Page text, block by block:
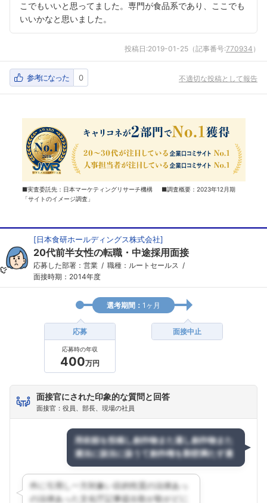
こでもいいと思ってました。専門が食品系であり、ここでも
いいかなと思いました。
投稿日:2019-01-25 （記事番号:770934 ）
参考になった 0 不適切な投稿として報告
■実査委託先：日本マーケティングリサーチ機構 ■調査概要：2023年12月期
「サイトのイメージ調査」
[日本食研ホールディングス株式会社]
20代前半女性の転職・中途採用面接
応募した部署：営業
職種：ルートセールス
面接時期：2014年度
選考期間： 1ヶ月
応募
応募時の年収
400万円
面接中止
面接官にされた印象的な質問と回答
面接官：役員、部長、現場の社員